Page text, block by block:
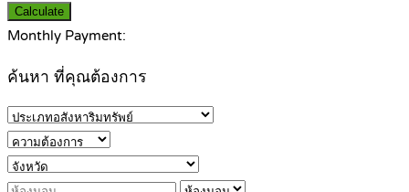
Calculate
Monthly Payment:
ค้นหา ที่คุณต้องการ